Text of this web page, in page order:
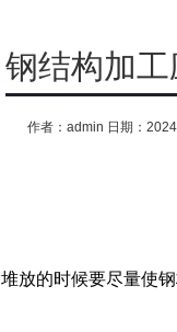
钢结构加
作者：admin 日期：
放的时候要尽量使